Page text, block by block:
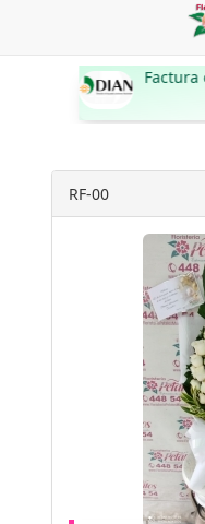
Factura electrónica
RF-00